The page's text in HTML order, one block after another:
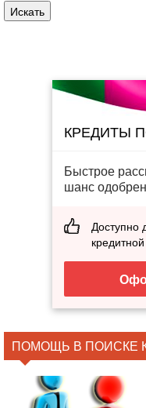
КРЕДИТЫ
Быстрое
шанс
Доступно
ПОМОЩЬ В ПОИСКЕ